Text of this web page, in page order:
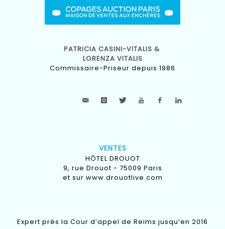
PATRICIA CASINI-VITALIS &
LORENZA VITALIS
Commissaire-Priseur depuis 1986
VENTES
HÔTEL DROUOT
9, rue Drouot - 75009 Paris
et sur www.drouotlive.com
Expert près la Cour d’appel de Reims jusqu’en 2016